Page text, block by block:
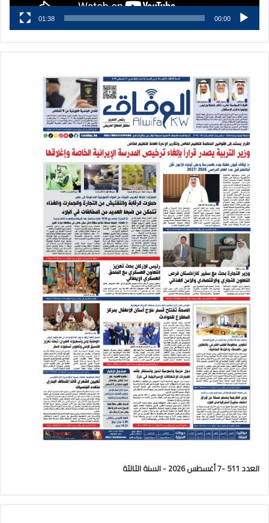
00:00
01:38
العدد 511 -7 أغسطس 2026 - السنة الثالثة